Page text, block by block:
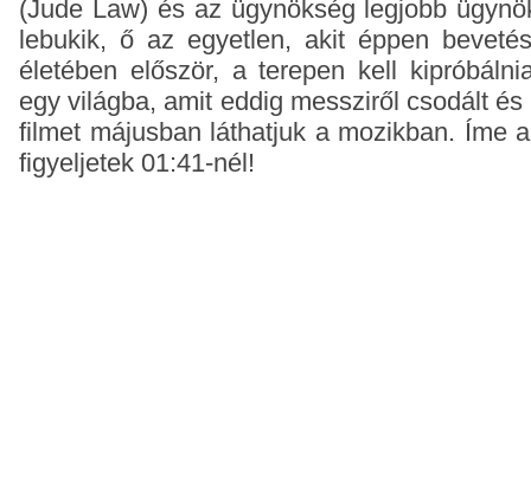
(Jude Law) és az ügynökség legjobb
lebukik, ő az egyetlen, akit éppen
életében először, a terepen kell
egy világba, amit eddig messziről csodált
filmet májusban láthatjuk a mozikban. Íme
figyeljetek 01:41-nél!